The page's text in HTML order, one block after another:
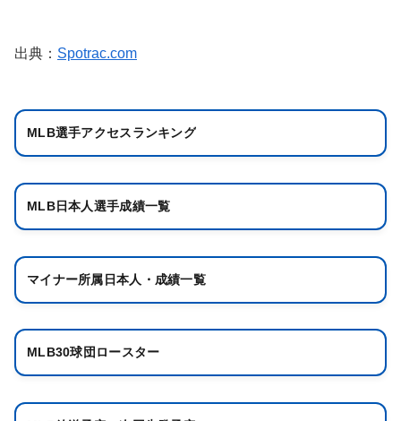
出典： Spotrac.com
MLB選手アクセスランキング
MLB日本人選手成績一覧
マイナー所属日本人・成績一覧
MLB30球団ロースター